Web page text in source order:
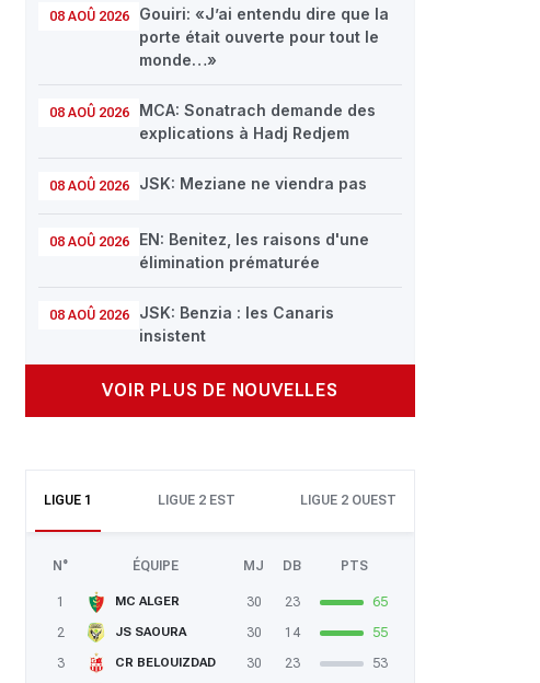
08 AOÛ 2026
Gouiri: «J’ai entendu dire que la
porte était ouverte pour tout le
monde…»
08 AOÛ 2026
MCA: Sonatrach demande des
explications à Hadj Redjem
08 AOÛ 2026 JSK: Meziane ne viendra pas
08 AOÛ 2026
EN: Benitez, les raisons d'une
élimination prématurée
08 AOÛ 2026
JSK: Benzia : les Canaris
insistent
VOIR PLUS DE NOUVELLES
LIGUE 1 LIGUE 2 EST LIGUE 2 OUEST
N° ÉQUIPE MJ DB PTS
1 MC ALGER 30 23
65
2
JS SAOURA 30 14
55
3
CR BELOUIZDAD 30 23
53